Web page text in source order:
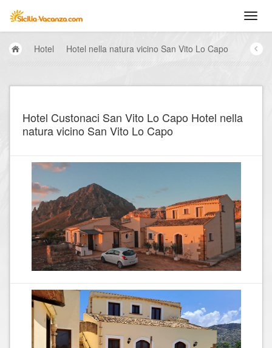
Hotel Hotel nella natura vicino San Vito Lo Capo
Hotel Custonaci San Vito Lo Capo Hotel nella
natura vicino San Vito Lo Capo